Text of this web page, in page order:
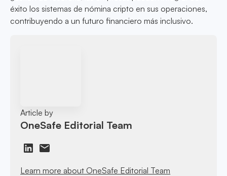
éxito los sistemas de nómina cripto en sus operaciones,
contribuyendo a un futuro financiero más inclusivo.
Article by
OneSafe Editorial Team
Learn more about OneSafe Editorial Team